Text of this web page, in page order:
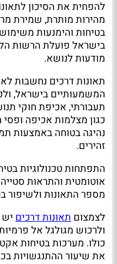
להפחית את הסיכון
מהירות מותרת, שמירת
בטיחות והימנעות משימוש
בישראל פועלת הרשות
מודעות לנושא.
תאונות דרכים נחשבות
המשמעותיים בישראל,
תעבורתי, אכיפת חוקי
כגון מצלמות אכיפה
נהיגה בטוחה באמצעות
זהירים.
התפתחות טכנולוגיות
אוטומטית והתראות
מספר התאונות ולשיפור
לצמצום תאונות דרכים
ולרכוש מגולגל אל
כולו. מערכות בטיחות
את שיעור ההתנגשויות